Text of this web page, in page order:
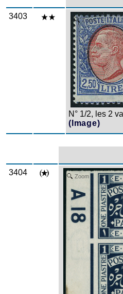
3403 Zoom
N° 1/2, les 2
(Image)
3404 Zoom